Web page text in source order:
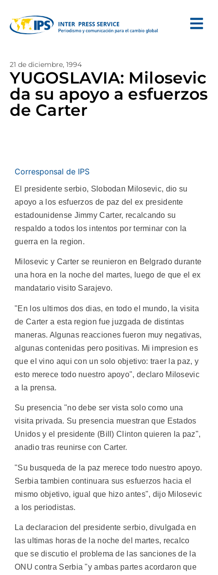
21 de diciembre, 1994
YUGOSLAVIA: Milosevic
da su apoyo a esfuerzos
de Carter
Corresponsal de IPS
El presidente serbio, Slobodan Milosevic, dio su
apoyo a los esfuerzos de paz del ex presidente
estadounidense Jimmy Carter, recalcando su
respaldo a todos los intentos por terminar con la
guerra en la region.
Milosevic y Carter se reunieron en Belgrado durante
una hora en la noche del martes, luego de que el ex
mandatario visito Sarajevo.
"En los ultimos dos dias, en todo el mundo, la visita
de Carter a esta region fue juzgada de distintas
maneras. Algunas reacciones fueron muy negativas,
algunas contenidas pero positivas. Mi impresion es
que el vino aqui con un solo objetivo: traer la paz, y
esto merece todo nuestro apoyo", declaro Milosevic
a la prensa.
Su presencia "no debe ser vista solo como una
visita privada. Su presencia muestran que Estados
Unidos y el presidente (Bill) Clinton quieren la paz",
anadio tras reunirse con Carter.
"Su busqueda de la paz merece todo nuestro apoyo.
Serbia tambien continuara sus esfuerzos hacia el
mismo objetivo, igual que hizo antes", dijo Milosevic
a los periodistas.
La declaracion del presidente serbio, divulgada en
las ultimas horas de la noche del martes, recalco
que se discutio el problema de las sanciones de la
ONU contra Serbia "y ambas partes acordaron que